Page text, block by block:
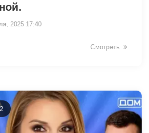
2025 17:40
Смотреть